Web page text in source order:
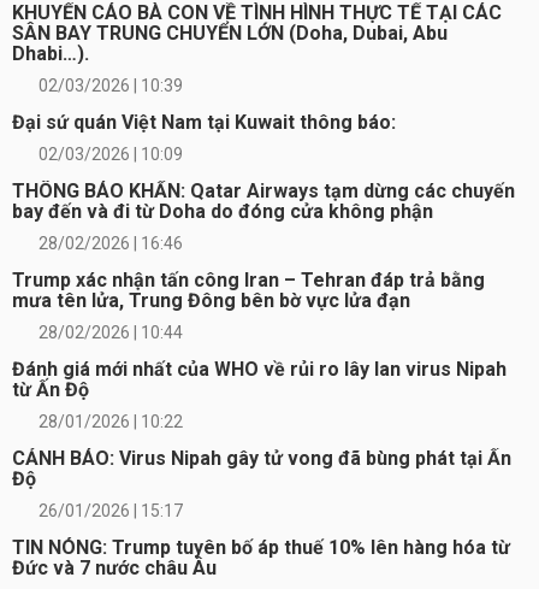
KHUYẾN CÁO BÀ CON VỀ TÌNH HÌNH THỰC TẾ TẠI CÁC
SÂN BAY TRUNG CHUYỂN LỚN (Doha, Dubai, Abu
Dhabi…).
02/03/2026 | 10:39
Đại sứ quán Việt Nam tại Kuwait thông báo:
02/03/2026 | 10:09
THÔNG BÁO KHẨN: Qatar Airways tạm dừng các chuyến
bay đến và đi từ Doha do đóng cửa không phận
28/02/2026 | 16:46
Trump xác nhận tấn công Iran – Tehran đáp trả bằng
mưa tên lửa, Trung Đông bên bờ vực lửa đạn
28/02/2026 | 10:44
Đánh giá mới nhất của WHO về rủi ro lây lan virus Nipah
từ Ấn Độ
28/01/2026 | 10:22
CẢNH BÁO: Virus Nipah gây tử vong đã bùng phát tại Ấn
Độ
26/01/2026 | 15:17
TIN NÓNG: Trump tuyên bố áp thuế 10% lên hàng hóa từ
Đức và 7 nước châu Âu